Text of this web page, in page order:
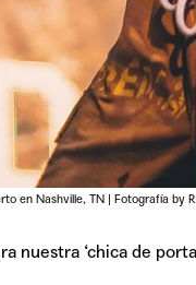
en Nashville, TN | Fotografía by
nuestra ‘chica de